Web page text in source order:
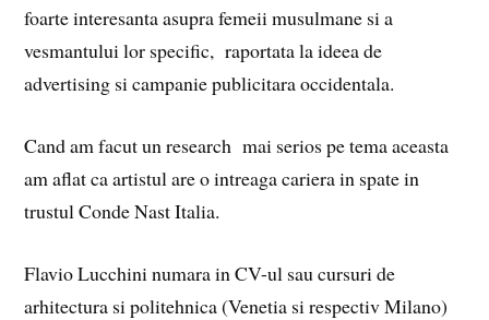
foarte interesanta asupra femeii musulmane si a
vesmantului lor specific, raportata la ideea de
advertising si campanie publicitara occidentala.
Cand am facut un research mai serios pe tema aceasta
am aflat ca artistul are o intreaga cariera in spate in
trustul Conde Nast Italia.
Flavio Lucchini numara in CV-ul sau cursuri de
arhitectura si politehnica (Venetia si respectiv Milano)